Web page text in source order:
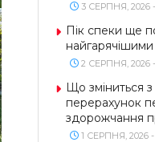
3 СЕРПНЯ, 2026 -
Пік спеки ще
2 СЕРПНЯ, 2026 -
Що зміниться
перерахунок
здорожчання
1 СЕРПНЯ, 2026 -